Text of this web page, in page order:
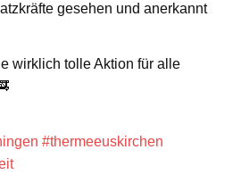
gesehen und anerkannt
wirklich tolle Aktion für alle
#thermeeuskirchen